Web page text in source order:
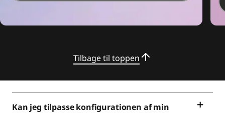
Tilbage til toppen
Kan jeg tilpasse konfigurationen af min